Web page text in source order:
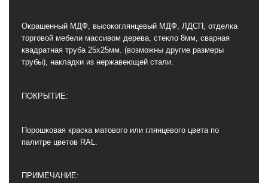
Окрашенный МДФ, высокоглянцевый МДФ, ЛДСП, отделка
торговой мебели массивом дерева, стекло 8мм, сварная
квадратная труба 25х25мм. (возможны другие размеры
трубы), накладки из нержавеющей стали.
ПОКРЫТИЕ:
Порошковая краска матового или глянцевого цвета по
палитре цветов RAL.
ПРИМЕЧАНИЕ: